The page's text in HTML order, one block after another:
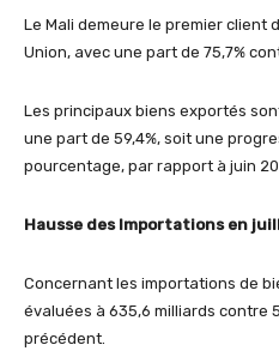
Le Mali demeure le premier client
Union, avec une part de 75,7%
Les principaux biens exportés
une part de 59,4%, soit une
pourcentage, par rapport à juin
Hausse des Importations en
Concernant les importations de
évaluées à 635,6 milliards contre
précédent.